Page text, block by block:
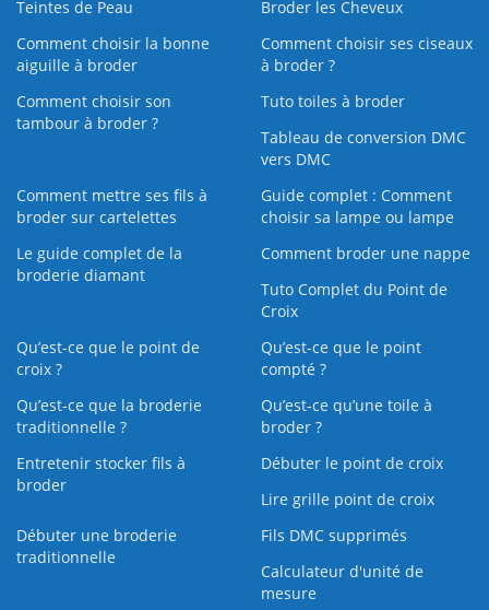
Teintes de Peau
Broder les Cheveux
Comment choisir la bonne
aiguille à broder
Comment choisir ses ciseaux
à broder ?
Comment choisir son
tambour à broder ?
Tuto toiles à broder
Tableau de conversion DMC
vers DMC
Comment mettre ses fils à
broder sur cartelettes
Guide complet : Comment
choisir sa lampe ou lampe
Le guide complet de la
broderie diamant
Comment broder une nappe
Tuto Complet du Point de
Croix
Qu’est-ce que le point de
croix ?
Qu’est-ce que le point
compté ?
Qu’est-ce que la broderie
traditionnelle ?
Qu’est‑ce qu’une toile à
broder ?
Entretenir stocker fils à
broder
Débuter le point de croix
Lire grille point de croix
Débuter une broderie
traditionnelle
Fils DMC supprimés
Calculateur d'unité de
mesure